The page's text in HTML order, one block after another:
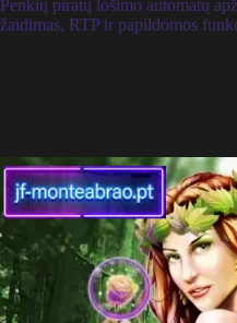
Penkių piratų lošimo automatų
žaidimas, RTP ir papildomos